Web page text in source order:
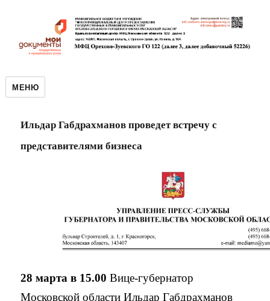
МЕНЮ
Ильдар Габдрахманов проведет встречу с
представителями бизнеса
28 марта в 15.00 Вице-губернатор
Московской области Ильдар Габдрахманов